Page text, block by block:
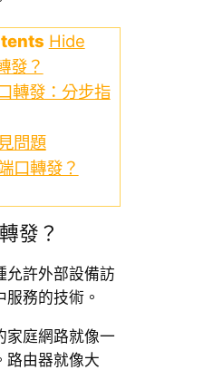
Hide
發？
轉發：分步指
問題
口轉發？
發？
允許外部設備訪
服務的技術。
家庭網路就像一
路由器就像大